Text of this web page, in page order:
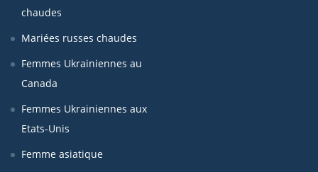
chaudes
Mariées russes chaudes
Femmes Ukrainiennes au
Canada
Femmes Ukrainiennes aux
Etats-Unis
Femme asiatique